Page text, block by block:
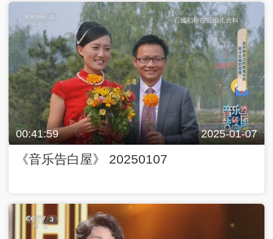
00:41:59 2025-01-07
《音乐告白屋》 20250107